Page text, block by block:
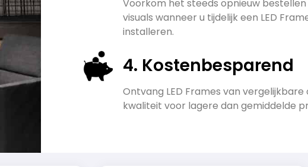
Voorkom het steeds opnieuw bestellen
visuals wanneer u tijdelijk een LED
installeren.
4. Kostenbesparend
Ontvang LED Frames van vergelijkbare
kwaliteit voor lagere dan gemiddelde